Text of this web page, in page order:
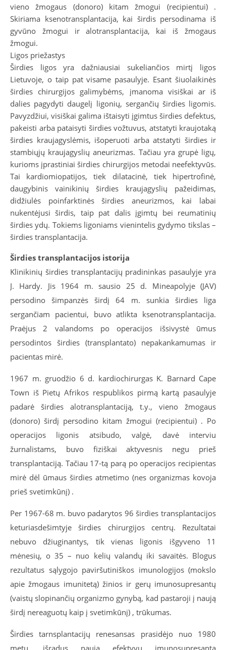
vieno žmogaus (donoro) kitam žmogui (recipientui) .
Skiriama ksenotransplantacija, kai širdis persodinama iš
gyvūno žmogui ir alotransplantacija, kai iš žmogaus
žmogui.
Ligos priežastys
Širdies ligos yra dažniausiai sukeliančios mirtį ligos
Lietuvoje, o taip pat visame pasaulyje. Esant šiuolaikinės
širdies chirurgijos galimybėms, įmanoma visiškai ar iš
dalies pagydyti daugelį ligonių, sergančių širdies ligomis.
Pavyzdžiui, visiškai galima ištaisyti įgimtus širdies defektus,
pakeisti arba pataisyti širdies vožtuvus, atstatyti kraujotaką
širdies kraujagyslėmis, išoperuoti arba atstatyti širdies ir
stambiųjų kraujagyslių aneurizmas. Tačiau yra grupė ligų,
kurioms įprastiniai širdies chirurgijos metodai neefektyvūs.
Tai kardiomiopatijos, tiek dilatacinė, tiek hipertrofinė,
daugybinis vainikinių širdies kraujagyslių pažeidimas,
didžiulės poinfarktinės širdies aneurizmos, kai labai
nukentėjusi širdis, taip pat dalis įgimtų bei reumatinių
širdies ydų. Tokiems ligoniams vienintelis gydymo tikslas –
širdies transplantacija.
Širdies transplantacijos istorija
Klinikinių širdies transplantacijų pradininkas pasaulyje yra
J. Hardy. Jis 1964 m. sausio 25 d. Mineapolyje (JAV)
persodino šimpanzės širdį 64 m. sunkia širdies liga
sergančiam pacientui, buvo atlikta ksenotransplantacija.
Praėjus 2 valandoms po operacijos išsivystė ūmus
persodintos širdies (transplantato) nepakankamumas ir
pacientas mirė.
1967 m. gruodžio 6 d. kardiochirurgas K. Barnard Cape
Town iš Pietų Afrikos respublikos pirmą kartą pasaulyje
padarė širdies alotransplantaciją, t.y., vieno žmogaus
(donoro) širdį persodino kitam žmogui (recipientui) . Po
operacijos ligonis atsibudo, valgė, davė interviu
žurnalistams, buvo fiziškai aktyvesnis negu prieš
transplantaciją. Tačiau 17-tą parą po operacijos recipientas
mirė dėl ūmaus širdies atmetimo (nes organizmas kovoja
prieš svetimkūnį) .
Per 1967-68 m. buvo padarytos 96 širdies transplantacijos
keturiasdešimtyje širdies chirurgijos centrų. Rezultatai
nebuvo džiuginantys, tik vienas ligonis išgyveno 11
mėnesių, o 35 – nuo kelių valandų iki savaitės. Blogus
rezultatus sąlygojo paviršutiniškos imunologijos (mokslo
apie žmogaus imunitetą) žinios ir gerų imunosupresantų
(vaistų slopinančių organizmo gynybą, kad pastaroji į naują
širdį nereaguotų kaip į svetimkūnį) , trūkumas.
Širdies tarnsplantacijų renesansas prasidėjo nuo 1980
metų, išradus naują efektyvų imunosupresantą